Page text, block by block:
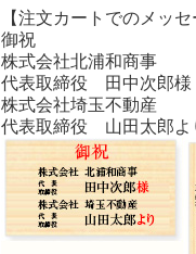
【注文カートでのメッ
御祝
株式会社北浦和商事
代表取締役 田中次郎様
株式会社埼玉不動産
代表取締役 山田太郎よ